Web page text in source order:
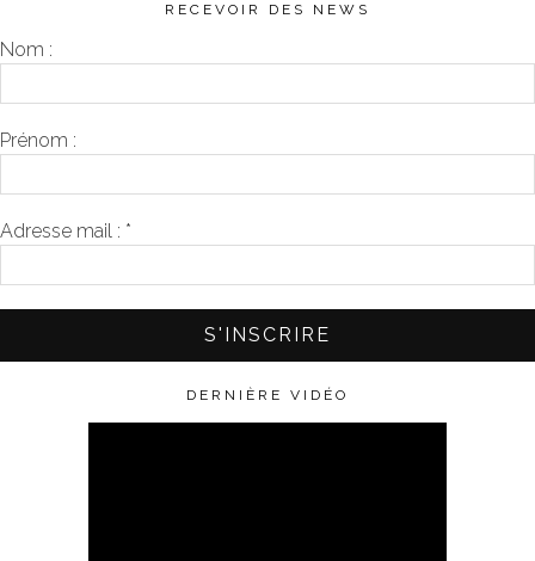
RECEVOIR DES NEWS
Nom :
Prénom :
Adresse mail : *
DERNIÈRE VIDÉO